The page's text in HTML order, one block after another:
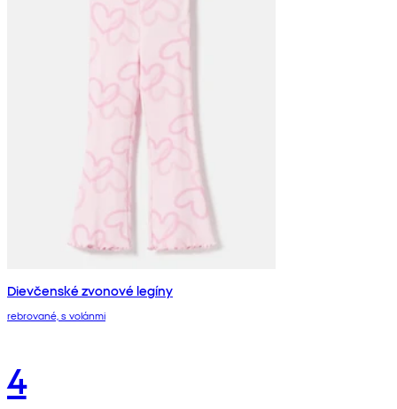
Dievčenské zvonové legíny
rebrované, s volánmi
4